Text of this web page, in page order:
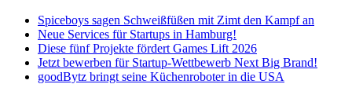
Spiceboys sagen Schweißfüßen mit Zimt den Kampf an
Neue Services für Startups in Hamburg!
Diese fünf Projekte fördert Games Lift 2026
Jetzt bewerben für Startup-Wettbewerb Next Big Brand!
goodBytz bringt seine Küchenroboter in die USA